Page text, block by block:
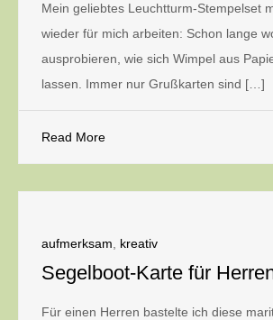
Mein geliebtes Leuchtturm-Stempelset
wieder für mich arbeiten: Schon lange
ausprobieren, wie sich Wimpel aus
lassen. Immer nur Grußkarten sind […]
Read More
aufmerksam kreativ
Segelboot-Karte für
Für einen Herren bastelte ich diese